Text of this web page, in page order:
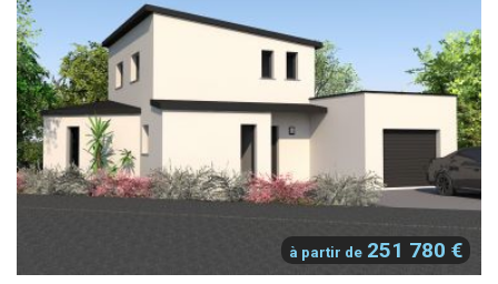
à partir de 251 780 €